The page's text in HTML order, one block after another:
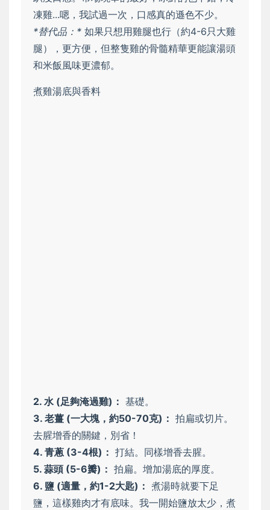
凍雞...嗯，我試過一次，口感真的遜色不少。
*替代品：* 如果只想用雞腿也行（約4-6只大雞
腿），更方便，但整隻雞的骨髓精華更能讓湯頭
和米飯風味更濃郁。
煮雞湯底與香料
2. 水 (足夠淹過雞)： 基礎。
3. 老薑 (一大塊，約50-70克)： 拍扁或切片。
去腥增香的關鍵，別省！
4. 青蔥 (3-4根)： 打結。同樣增香去腥。
5. 蒜頭 (5-6瓣)： 拍扁。增加湯底的厚度。
6. 鹽 (適量，約1-2大匙)： 煮湯時就要下足
鹽，這樣雞肉才有底味。我一開始鹽放太少，煮